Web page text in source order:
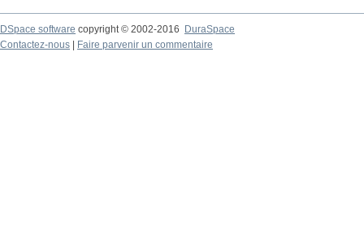
DSpace software copyright © 2002-2016
DuraSpace
Contactez-nous
Faire parvenir un commentaire